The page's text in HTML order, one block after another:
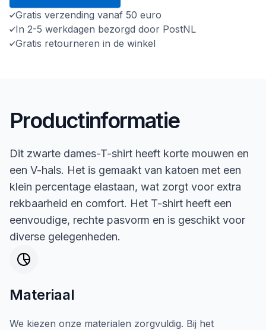
Gratis verzending vanaf 50 euro
In 2-5 werkdagen bezorgd door PostNL
Gratis retourneren in de winkel
Productinformatie
Dit zwarte dames-T-shirt heeft korte mouwen en
een V-hals. Het is gemaakt van katoen met een
klein percentage elastaan, wat zorgt voor extra
rekbaarheid en comfort. Het T-shirt heeft een
eenvoudige, rechte pasvorm en is geschikt voor
diverse gelegenheden.
Materiaal
We kiezen onze materialen zorgvuldig. Bij het